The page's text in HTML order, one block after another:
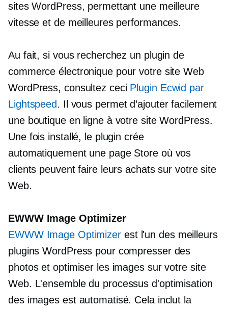
sites WordPress, permettant une meilleure
vitesse et de meilleures performances.
Au fait, si vous recherchez un plugin de
commerce électronique pour votre site Web
WordPress, consultez ceci Plugin Ecwid par
Lightspeed. Il vous permet d’ajouter facilement
une boutique en ligne à votre site WordPress.
Une fois installé, le plugin crée
automatiquement une page Store où vos
clients peuvent faire leurs achats sur votre site
Web.
EWWW Image Optimizer
EWWW Image Optimizer est l'un des meilleurs
plugins WordPress pour compresser des
photos et optimiser les images sur votre site
Web. L'ensemble du processus d'optimisation
des images est automatisé. Cela inclut la